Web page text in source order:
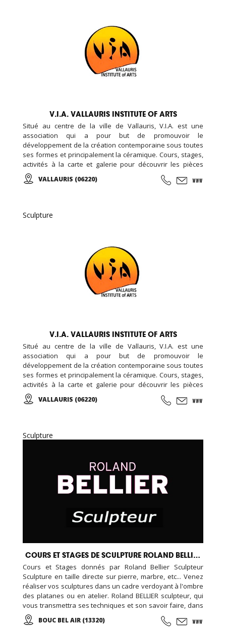
V.I.A. VALLAURIS INSTITUTE OF ARTS
Situé au centre de la ville de Vallauris, V.I.A. est une
association qui a pour but de promouvoir le
développement de la création contemporaine sous toutes
ses formes et principalement la céramique. Cours, stages,
activités à la carte et galerie pour découvrir les pièces
d’élèves et d’artistes internationaux...
VALLAURIS (06220)
Sculpture
V.I.A. VALLAURIS INSTITUTE OF ARTS
Situé au centre de la ville de Vallauris, V.I.A. est une
association qui a pour but de promouvoir le
développement de la création contemporaine sous toutes
ses formes et principalement la céramique. Cours, stages,
activités à la carte et galerie pour découvrir les pièces
d’élèves et d’artistes internationaux...
VALLAURIS (06220)
Sculpture
COURS ET STAGES DE SCULPTURE ROLAND BELLIER
Cours et Stages donnés par Roland Bellier Sculpteur
Sculpture en taille directe sur pierre, marbre, etc... Venez
réaliser vos sculptures dans un cadre verdoyant à l'ombre
des platanes ou en atelier. Roland BELLIER sculpteur, qui
vous transmettra ses techniques et son savoir faire, dans
une ambiance conviviale ... Cours à l'année et stages ...
BOUC BEL AIR (13320)